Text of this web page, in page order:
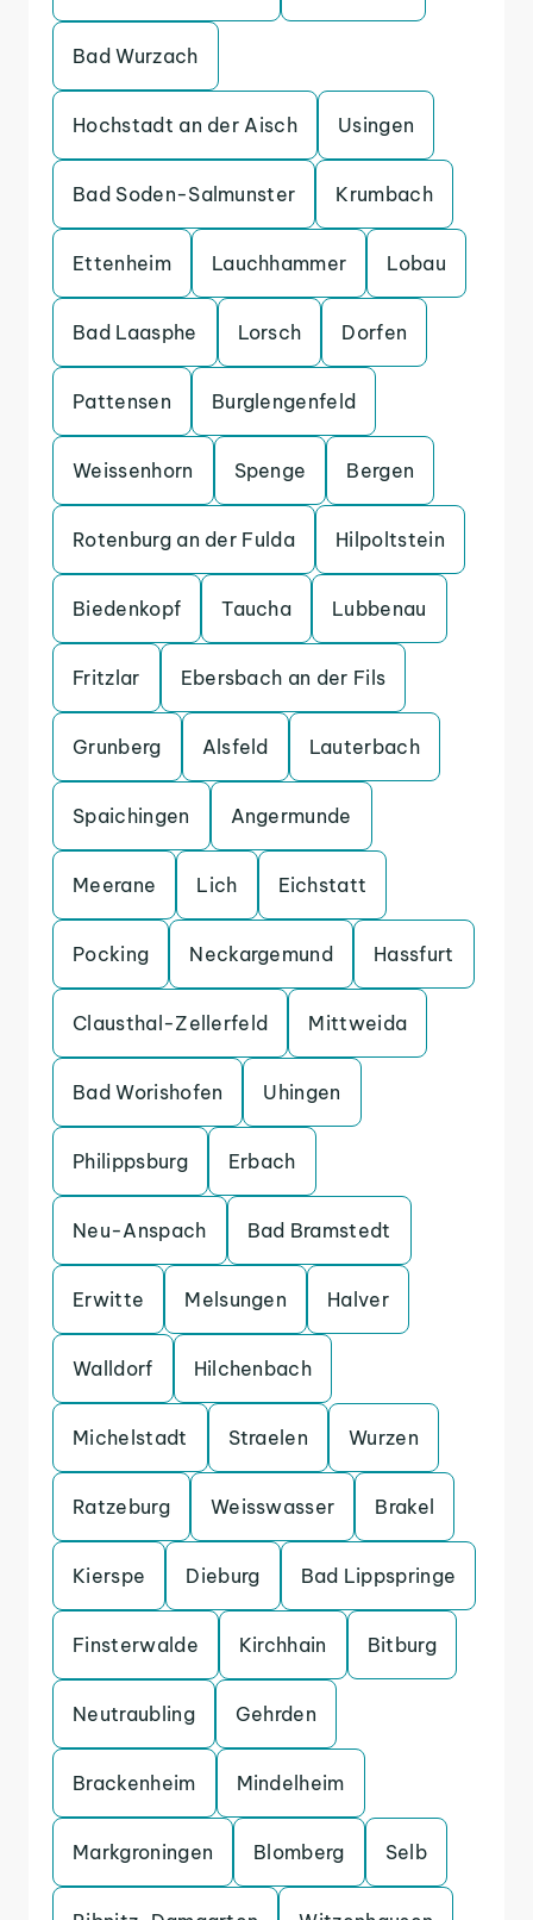
Bad Wurzach
Hochstadt an der Aisch Usingen
Bad Soden-Salmunster Krumbach
Ettenheim Lauchhammer Lobau
Bad Laasphe Lorsch Dorfen
Pattensen Burglengenfeld
Weissenhorn Spenge Bergen
Rotenburg an der Fulda Hilpoltstein
Biedenkopf Taucha Lubbenau
Fritzlar Ebersbach an der Fils
Grunberg Alsfeld Lauterbach
Spaichingen Angermunde
Meerane Lich Eichstatt
Pocking Neckargemund Hassfurt
Clausthal-Zellerfeld Mittweida
Bad Worishofen Uhingen
Philippsburg Erbach
Neu-Anspach Bad Bramstedt
Erwitte Melsungen Halver
Walldorf Hilchenbach
Michelstadt Straelen Wurzen
Ratzeburg Weisswasser Brakel
Kierspe Dieburg Bad Lippspringe
Finsterwalde Kirchhain Bitburg
Neutraubling Gehrden
Brackenheim Mindelheim
Markgroningen Blomberg Selb